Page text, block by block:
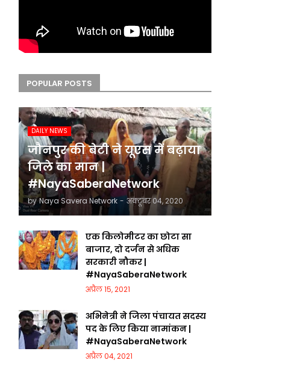
POPULAR POSTS
DAILY NEWS
जौनपुर की बेटी ने यूएस में बढ़ाया
जिले का मान |
#NayaSaberaNetwork
by Naya Savera Network - अक्टूबर 04, 2020
एक किलोमीटर का छोटा सा
बाजार, दो दर्जन से अधिक
सरकारी नौकर |
#NayaSaberaNetwork
अप्रैल 15, 2021
अभिनेत्री ने जिला पंचायत सदस्य
पद के लिए किया नामांकन |
#NayaSaberaNetwork
अप्रैल 04, 2021